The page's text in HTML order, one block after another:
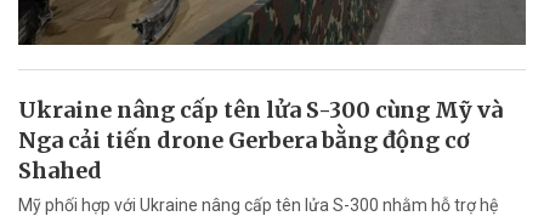
Ukraine nâng cấp tên lửa S-300 cùng Mỹ và
Nga cải tiến drone Gerbera bằng động cơ
Shahed
Mỹ phối hợp với Ukraine nâng cấp tên lửa S-300 nhằm hỗ trợ hệ